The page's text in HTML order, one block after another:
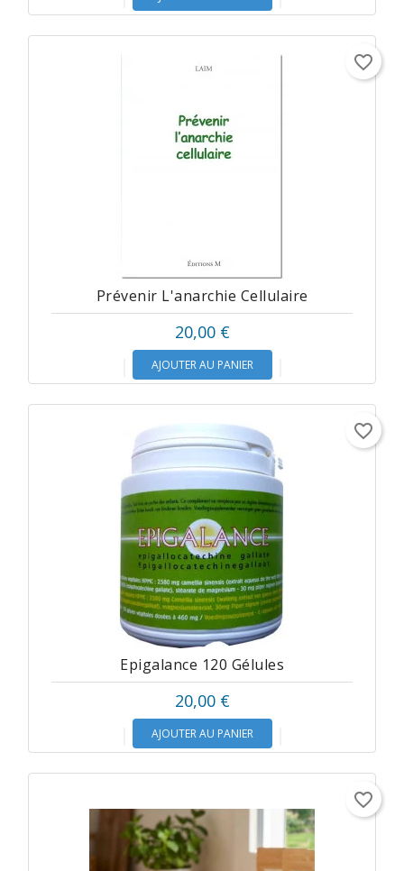
Prévenir L'anarchie Cellulaire
20,00 €
AJOUTER AU PANIER
favorite_border
Epigalance 120 Gélules
20,00 €
AJOUTER AU PANIER
favorite_border
favorite_border